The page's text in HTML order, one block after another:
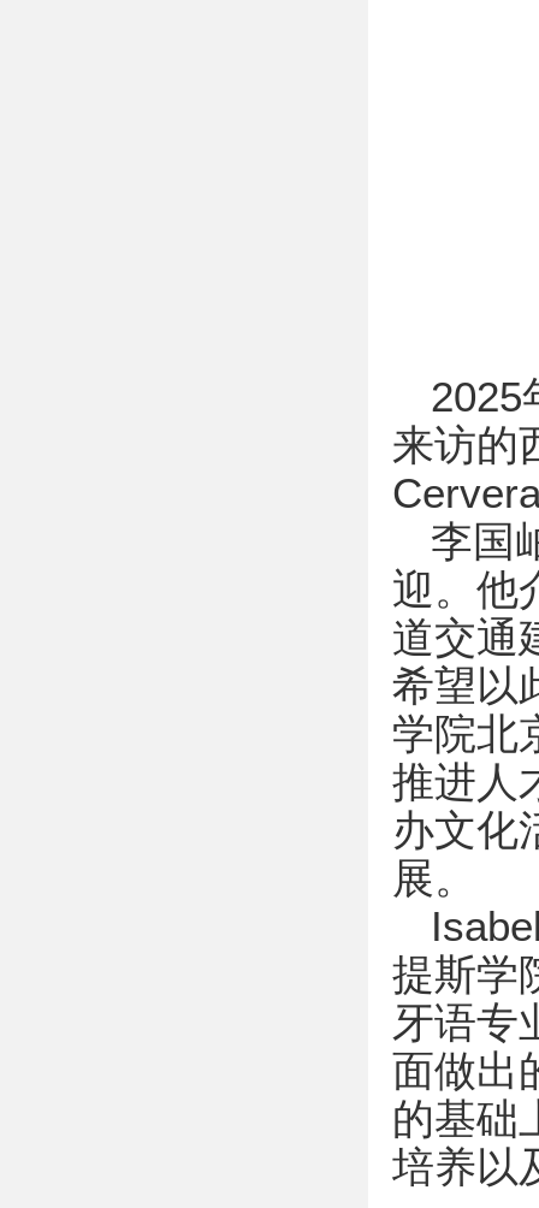
2025
来访的
李国
迎。他
道交通
希望以
学院北
推进人
办文化
展。
提斯学
牙语专
面做出
的基础
培养以